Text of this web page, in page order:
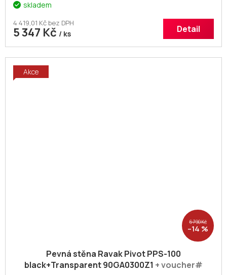
skladem
4 419,01 Kč bez DPH
5 347 Kč / ks Detail
Akce
6 790 Kč
–14 %
Pevná stěna Ravak Pivot PPS-100
black+Transparent 90GA0300Z1 + voucher#